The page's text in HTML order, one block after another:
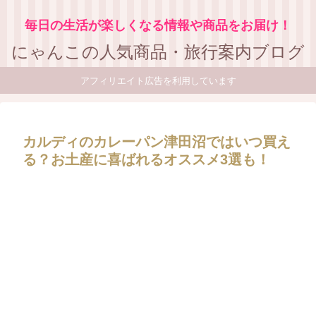
毎日の生活が楽しくなる情報や商品をお届け！
にゃんこの人気商品・旅行案内ブログ
アフィリエイト広告を利用しています
カルディのカレーパン津田沼ではいつ買え
る？お土産に喜ばれるオススメ3選も！